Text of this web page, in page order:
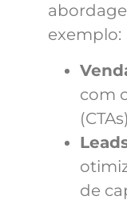
exemplo:
com
de